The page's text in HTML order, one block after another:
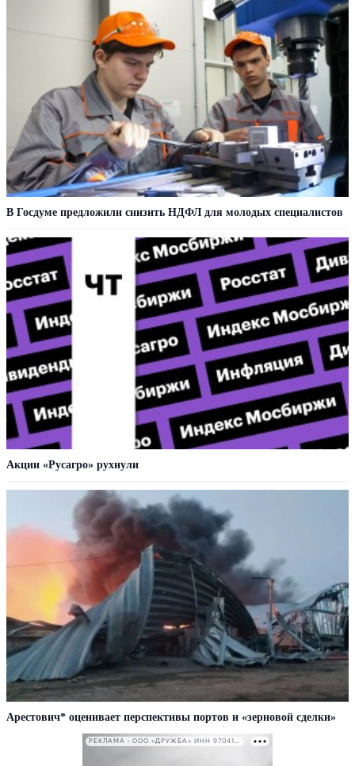
В Госдуме предложили снизить НДФЛ для молодых специалистов
Акции «Русагро» рухнули
Арестович* оценивает перспективы портов и «зерновой сделки»
РЕКЛАМА • ООО «ДРУЖБА» ИНН 9704146411